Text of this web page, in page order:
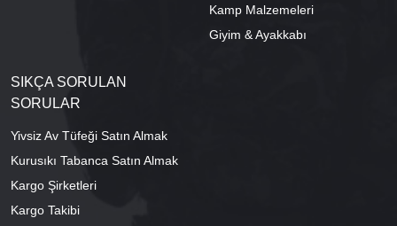
Kamp Malzemeleri
Giyim & Ayakkabı
SIKÇA SORULAN
SORULAR
Yivsiz Av Tüfeği Satın Almak
Kurusıkı Tabanca Satın Almak
Kargo Şirketleri
Kargo Takibi